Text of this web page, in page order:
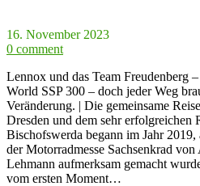
16. November 2023
0 comment
Lennox und das Team Freudenberg
World SSP 300 – doch jeder Weg
Veränderung. | Die gemeinsame
Dresden und dem sehr erfolgreichen
Bischofswerda begann im Jahr 2019,
der Motorradmesse Sachsenkrad
Lehmann aufmerksam gemacht
vom ersten Moment…